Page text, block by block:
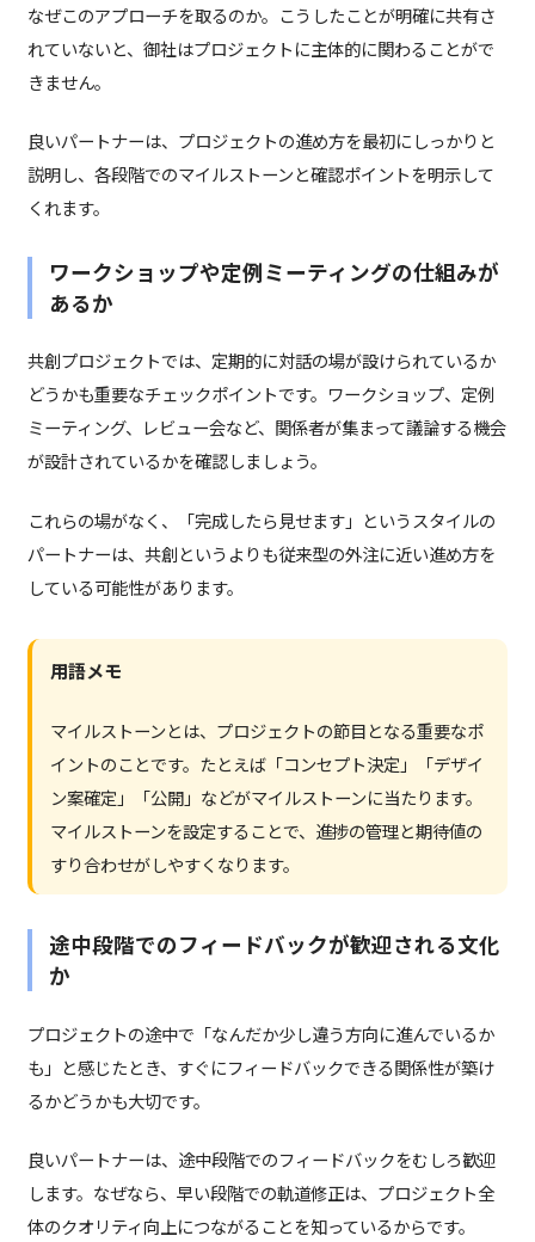
なぜこのアプローチを取るのか。こうしたことが明確に共有さ
れていないと、御社はプロジェクトに主体的に関わることがで
きません。
良いパートナーは、プロジェクトの進め方を最初にしっかりと
説明し、各段階でのマイルストーンと確認ポイントを明示して
くれます。
ワークショップや定例ミーティングの仕組みが
あるか
共創プロジェクトでは、定期的に対話の場が設けられているか
どうかも重要なチェックポイントです。ワークショップ、定例
ミーティング、レビュー会など、関係者が集まって議論する機会
が設計されているかを確認しましょう。
これらの場がなく、「完成したら見せます」というスタイルの
パートナーは、共創というよりも従来型の外注に近い進め方を
している可能性があります。
用語メモ
マイルストーンとは、プロジェクトの節目となる重要なポ
イントのことです。たとえば「コンセプト決定」「デザイ
ン案確定」「公開」などがマイルストーンに当たります。
マイルストーンを設定することで、進捗の管理と期待値の
すり合わせがしやすくなります。
途中段階でのフィードバックが歓迎される文化
か
プロジェクトの途中で「なんだか少し違う方向に進んでいるか
も」と感じたとき、すぐにフィードバックできる関係性が築け
るかどうかも大切です。
良いパートナーは、途中段階でのフィードバックをむしろ歓迎
します。なぜなら、早い段階での軌道修正は、プロジェクト全
体のクオリティ向上につながることを知っているからです。